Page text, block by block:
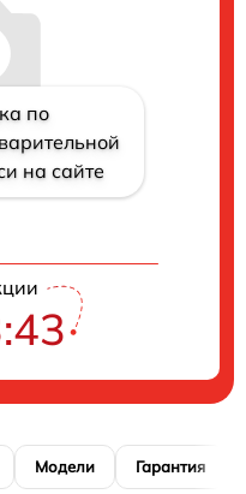
по
на сайте
Модели Гарантия